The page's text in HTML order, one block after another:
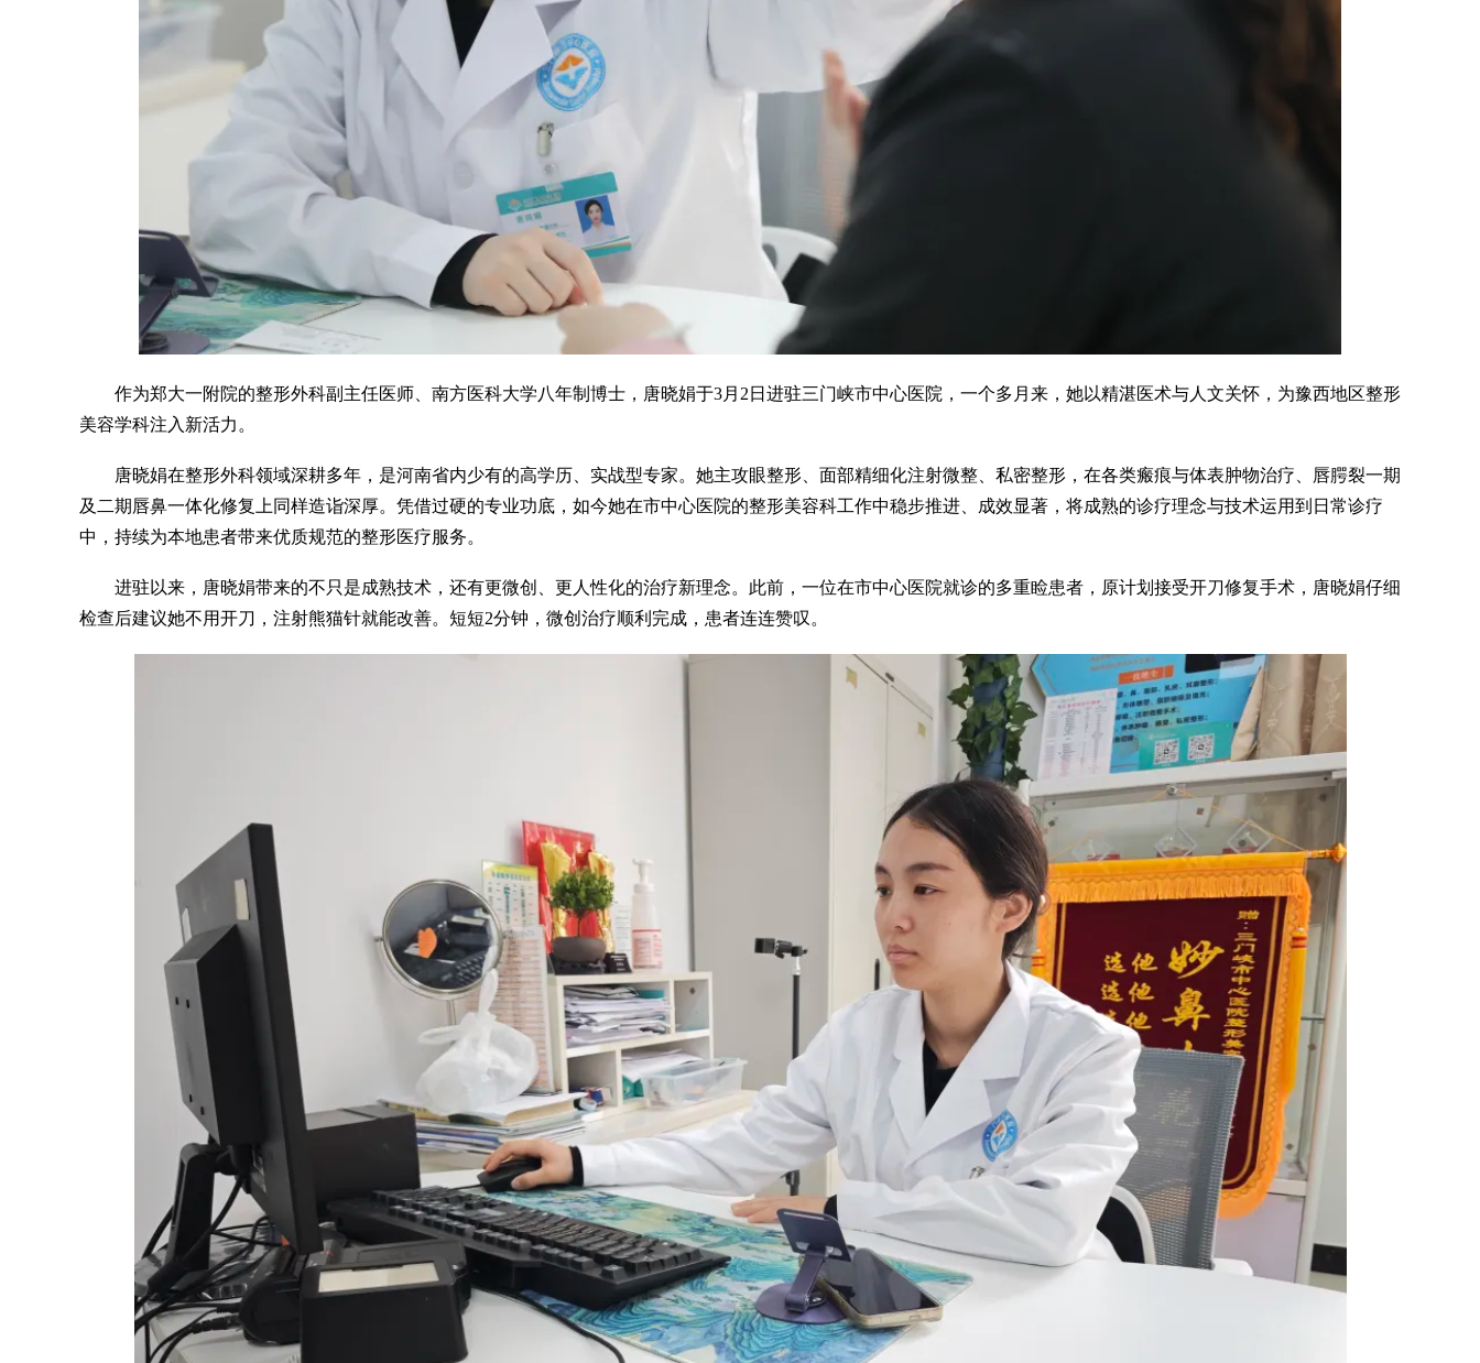
作为郑大一附院的整形外科副主任医师、南方医科大学八年制博士，唐晓娟于3月2日进驻三门峡市中心医院，一个多月来，她以精湛医术与人文关怀，为豫西地区整形
美容学科注入新活力。
唐晓娟在整形外科领域深耕多年，是河南省内少有的高学历、实战型专家。她主攻眼整形、面部精细化注射微整、私密整形，在各类瘢痕与体表肿物治疗、唇腭裂一期
及二期唇鼻一体化修复上同样造诣深厚。凭借过硬的专业功底，如今她在市中心医院的整形美容科工作中稳步推进、成效显著，将成熟的诊疗理念与技术运用到日常诊疗
中，持续为本地患者带来优质规范的整形医疗服务。
进驻以来，唐晓娟带来的不只是成熟技术，还有更微创、更人性化的治疗新理念。此前，一位在市中心医院就诊的多重睑患者，原计划接受开刀修复手术，唐晓娟仔细
检查后建议她不用开刀，注射熊猫针就能改善。短短2分钟，微创治疗顺利完成，患者连连赞叹。